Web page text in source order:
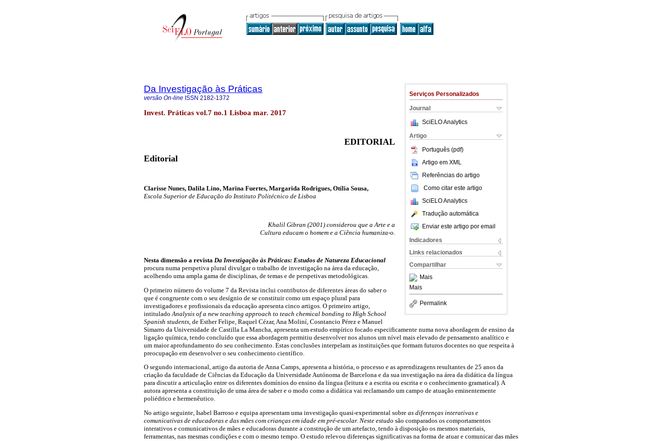
Serviços Personalizados
Journal
SciELO Analytics
Artigo
Português (pdf)
Artigo em XML
Referências do artigo
Como citar este artigo
SciELO Analytics
Tradução automática
Enviar este artigo por email
Indicadores
Links relacionados
Compartilhar
Mais
Mais
Permalink
Da Investigação às Práticas
versão On-line ISSN 2182-1372
Invest. Práticas vol.7 no.1 Lisboa mar. 2017
EDITORIAL
Editorial
Clarisse Nunes, Dalila Lino, Marina Fuertes, Margarida Rodrigues, Otília Sousa,
Escola Superior de Educação do Instituto Politécnico de Lisboa
Khalil Gibran (2001) considerou que a Arte e a
Cultura educam o homem e a Ciência humaniza-o.
Nesta dimensão a revista Da Investigação às Práticas: Estudos de Natureza Educacional
procura numa perspetiva plural divulgar o trabalho de investigação na área da educação,
acolhendo uma ampla gama de disciplinas, de temas e de perspetivas metodológicas.
O primeiro número do volume 7 da Revista inclui contributos de diferentes áreas do saber o
que é congruente com o seu desígnio de se constituir como um espaço plural para
investigadores e profissionais da educação apresenta cinco artigos. O primeiro artigo,
intitulado Analysis of a new teaching approach to teach chemical bonding to High School
Spanish students , de Esther Felipe, Raquel Cézar, Ana Moliní, Cosntancio Pérez e Manuel
Simarro da Universidade de Castilla La Mancha, apresenta um estudo empírico focado especificamente numa nova abordagem de ensino da
ligação química, tendo concluído que essa abordagem permitiu desenvolver nos alunos um nível mais elevado de pensamento analítico e
um maior aprofundamento do seu conhecimento. Estas conclusões interpelam as instituições que formam futuros docentes no que respeita à
preocupação em desenvolver o seu conhecimento científico.
O segundo internacional, artigo da autoria de Anna Camps, apresenta a história, o processo e as aprendizagens resultantes de 25 anos da
criação da faculdade de Ciências da Educação da Universidade Autónoma de Barcelona e da sua investigação na área da didática da língua
para discutir a articulação entre os diferentes domínios do ensino da língua (leitura e a escrita ou escrita e o conhecimento gramatical). A
autora apresenta a constituição de uma área de saber e o modo como a didática vai reclamando um campo de atuação eminentemente
poliédrico e hermenêutico.
No artigo seguinte, Isabel Barroso e equipa apresentam uma investigação quasi-experimental sobre as diferenças interativas e
comunicativas de educadoras e das mães com crianças em idade em pré-escolar. Neste estudo são comparados os comportamentos
interativos e comunicativos de mães e educadoras durante a construção de um artefacto, tendo à disposição os mesmos materiais,
ferramentas, nas mesmas condições e com o mesmo tempo. O estudo relevou diferenças significativas na forma de atuar e comunicar das mães